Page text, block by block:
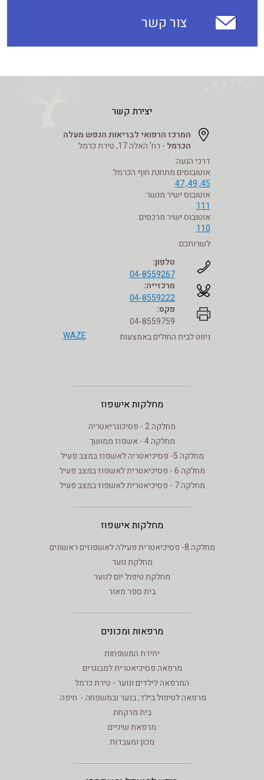
צור קשר
יצירת קשר
המרכז הרפואי לבריאות הנפש מעלה
הכרמל - רח' האלה 17, טירת כרמל
דרכי הגעה:
אוטובוסים מתחנת חוף הכרמל:
45, 49, 47
אוטובוס ישיר מנשר:
111
אוטובוס ישיר מרכסים:
110
לשרותכם:
טלפון:
04-8559267
מרכזייה:
04-8559222
פקס:
04-8559759
ניווט לבית החולים באמצעות
WAZE
מחלקות אישפוז
מחלקה 2 - פסיכוגריאטריה
מחלקה 4 - אשפוז ממושך
מחלקה 5- פסיכיאטריה לאשפוז במצב פעיל
מחלקה 6 - פסיכיאטרית לאשפוז במצב פעיל
מחלקה 7 - פסיכיאטרית לאשפוז במצב פעיל
מחלקות אישפוז
מחלקה 8- פסיכיאטרית פעילה לאשפוזים ראשונים
מחלקת נוער
מחלקת טיפול יום לנוער
בית ספר מאור
מרפאות ומכונים
יחידת המשפחות
מרפאה פסיכיאטרית למבוגרים
המרפאה לילדים ונוער - טירת כרמל
מרפאה לטיפול בילד, בנער ובמשפחה - חיפה
בית מרקחת
מרפאת שיניים
מכון ומעבדות